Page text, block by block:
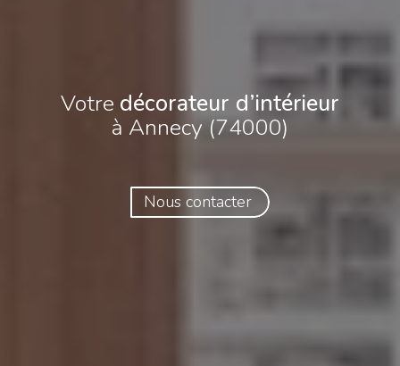
Votre décorateur d’intérieur
à Annecy (74000)
Nous contacter